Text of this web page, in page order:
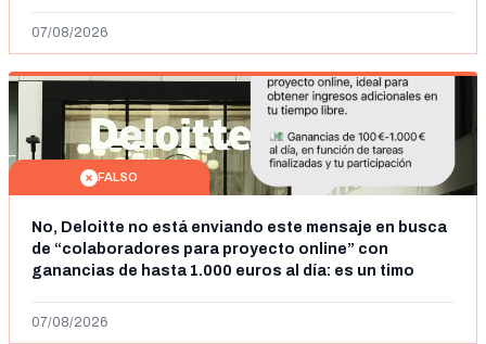
07/08/2026
FALSO
No, Deloitte no está enviando este mensaje en busca
de “colaboradores para proyecto online” con
ganancias de hasta 1.000 euros al día: es un timo
07/08/2026